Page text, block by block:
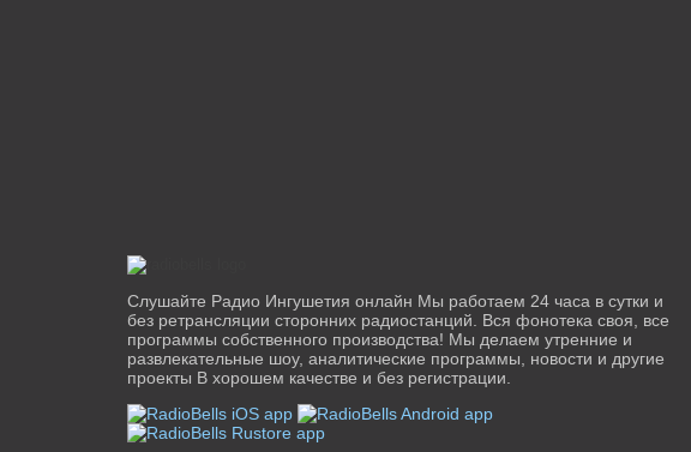
Слушайте Радио Ингушетия онлайн Мы работаем 24 часа в сутки и
без ретрансляции сторонних радиостанций. Вся фонотека своя, все
программы собственного производства! Мы делаем утренние и
развлекательные шоу, аналитические программы, новости и другие
проекты В хорошем качестве и без регистрации.